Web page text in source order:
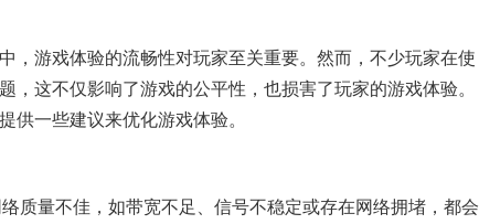
，游戏体验的流畅性对玩家至关重要。然而，不少玩家在使
这不仅影响了游戏的公平性，也损害了玩家的游戏体验。
一些建议来优化游戏体验。
质量不佳，如带宽不足、信号不稳定或存在网络拥堵，都会